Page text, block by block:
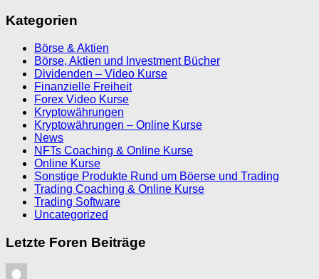
Kategorien
Börse & Aktien
Börse, Aktien und Investment Bücher
Dividenden – Video Kurse
Finanzielle Freiheit
Forex Video Kurse
Kryptowährungen
Kryptowährungen – Online Kurse
News
NFTs Coaching & Online Kurse
Online Kurse
Sonstige Produkte Rund um Böerse und Trading
Trading Coaching & Online Kurse
Trading Software
Uncategorized
Letzte Foren Beiträge